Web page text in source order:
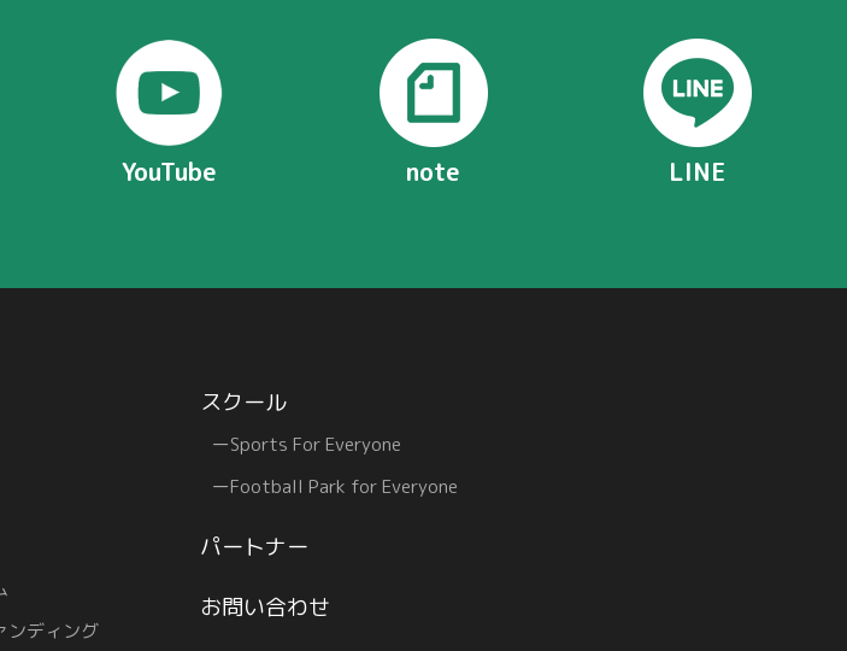
YouTube note LINE
ンディング
スクール
Sports For Everyone
Football Park for Everyone
パートナー
お問い合わせ